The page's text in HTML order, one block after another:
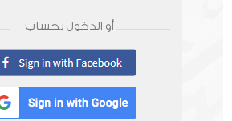
أو الدخول بحساب